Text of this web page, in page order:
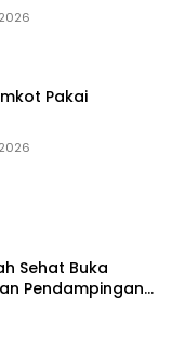
Pakai
Sehat Buka
Pendampingan